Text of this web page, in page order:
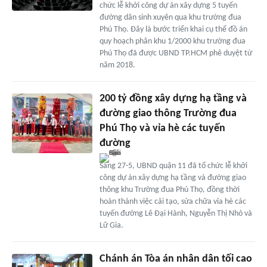
chức lễ khởi công dự án xây dựng 5 tuyến
đường dân sinh xuyên qua khu trường đua
Phú Thọ. Đây là bước triển khai cụ thể đồ án
quy hoạch phân khu 1/2000 khu trường đua
Phú Thọ đã được UBND TP.HCM phê duyệt từ
năm 2018.
200 tỷ đồng xây dựng hạ tầng và
đường giao thông Trường đua
Phú Thọ và vỉa hè các tuyến
đường
Sáng 27-5, UBND quận 11 đã tổ chức lễ khởi
công dự án xây dựng hạ tầng và đường giao
thông khu Trường đua Phú Thọ, đồng thời
hoàn thành việc cải tạo, sửa chữa vỉa hè các
tuyến đường Lê Đại Hành, Nguyễn Thị Nhỏ và
Lữ Gia.
Chánh án Tòa án nhân dân tối cao